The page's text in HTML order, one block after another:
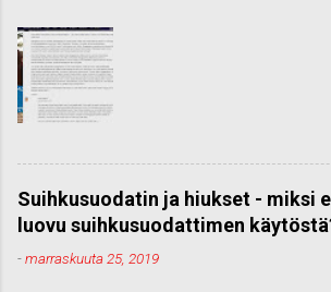
Suihkusuodatin ja hiukset - miksi
luovu suihkusuodattimen
-marraskuuta 25, 2019